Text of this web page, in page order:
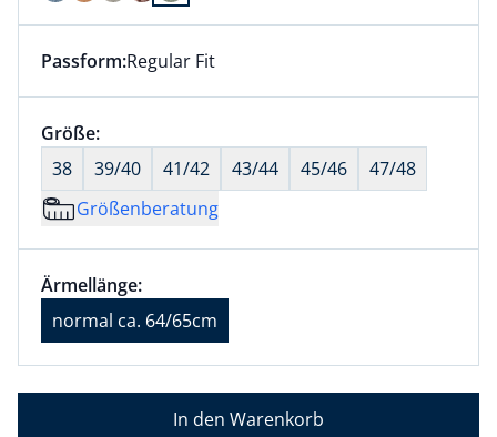
Dieser Artikel hat die Passform Regular Fit. für
Passform:Regular Fit
Größenauswahl:
Größe:nichts ausgewählt
38
39/40 41/42 43/44 45/46
47/48
Größenberatung
Größenauswahl:
Ärmellänge:aktuell ausgewählt: normal ca. 64/65cm
Ärmellänge normal ca. 64/65cm ausgewählt
normal ca. 64/65cm
In den Warenkorb